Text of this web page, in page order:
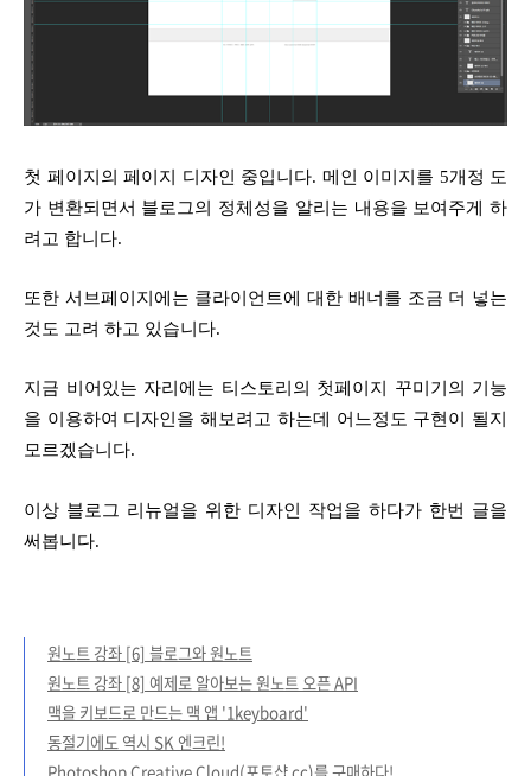
첫 페이지의 페이지 디자인 중입니다. 메인 이미지를 5개정 도
가 변환되면서 블로그의 정체성을 알리는 내용을 보여주게 하
려고 합니다.
또한 서브페이지에는 클라이언트에 대한 배너를 조금 더 넣는
것도 고려 하고 있습니다.
지금 비어있는 자리에는 티스토리의 첫페이지 꾸미기의 기능
을 이용하여 디자인을 해보려고 하는데 어느정도 구현이 될지
모르겠습니다.
이상 블로그 리뉴얼을 위한 디자인 작업을 하다가 한번 글을
써봅니다.
원노트 강좌 [6] 블로그와 원노트
원노트 강좌 [8] 예제로 알아보는 원노트 오픈 API
맥을 키보드로 만드는 맥 앱 '1keyboard'
동절기에도 역시 SK 엔크린!